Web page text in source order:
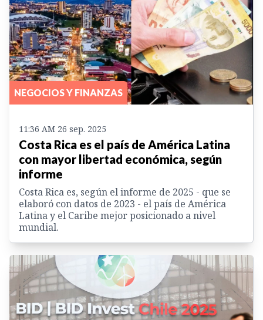
NEGOCIOS Y FINANZAS
11:36 AM 26 sep. 2025
Costa Rica es el país de América Latina
con mayor libertad económica, según
informe
Costa Rica es, según el informe de 2025 - que se
elaboró con datos de 2023 - el país de América
Latina y el Caribe mejor posicionado a nivel
mundial.